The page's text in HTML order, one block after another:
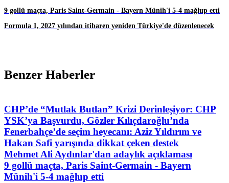
9 gollü maçta, Paris Saint-Germain - Bayern Münih'i 5-4 mağlup etti
Formula 1, 2027 yılından itibaren yeniden Türkiye'de düzenlenecek
Benzer Haberler
CHP’de “Mutlak Butlan” Krizi Derinleşiyor: CHP
YSK’ya Başvurdu, Gözler Kılıçdaroğlu’nda
Fenerbahçe’de seçim heyecanı: Aziz Yıldırım ve
Hakan Safi yarışında dikkat çeken destek
Mehmet Ali Aydınlar'dan adaylık açıklaması
9 gollü maçta, Paris Saint-Germain - Bayern
Münih'i 5-4 mağlup etti